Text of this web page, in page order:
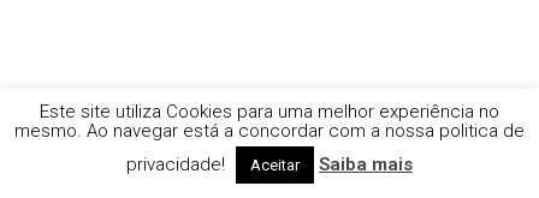
Este site utiliza Cookies para uma melhor experiência no
mesmo. Ao navegar está a concordar com a nossa politica de
privacidade!
Aceitar Saiba mais